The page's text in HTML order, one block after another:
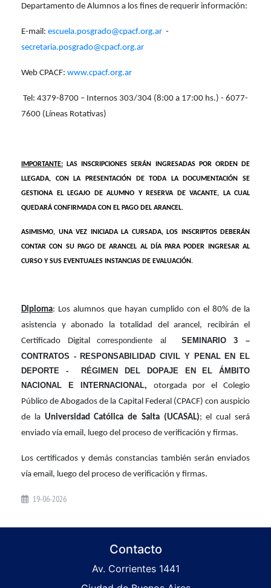
Departamento de Alumnos a los fines de requerir información:
E-mail: escuela.posgrado@cpacf.org.ar -
secretaria.posgrado@cpacf.org.ar
Web CPACF: www.cpacf.org.ar
Tel: 4379-8700 – Internos 303/304 (8:00 a 17:00 hs.) - 6077-
7600 (Líneas Rotativas)
IMPORTANTE: LAS INSCRIPCIONES SERÁN INGRESADAS POR ORDEN DE
LLEGADA, CON LA PRESENTACIÓN DE TODA LA DOCUMENTACIÓN SE
GESTIONA EL LEGAJO DE ALUMNO Y RESERVA DE VACANTE, LA CUAL
QUEDARÁ CONFIRMADA CON EL PAGO DEL ARANCEL.
ASIMISMO, UNA VEZ INICIADA LA CURSADA, LOS INSCRIPTOS DEBERÁN
CONTAR CON SU PAGO DE ARANCEL AL DÍA PARA PODER INGRESAR AL
CURSO Y SUS EVENTUALES INSTANCIAS DE EVALUACIÓN.
Diploma: Los alumnos que hayan cumplido con el 80% de la
asistencia y abonado la totalidad del arancel, recibirán el
Certificado Digitalcorrespondiente al
SEMINARIO 3 –
CONTRATOS - RESPONSABILIDAD CIVIL Y PENAL EN EL
DEPORTE -
RÉGIMEN DEL DOPAJE EN EL ÁMBITO
NACIONAL E INTERNACIONAL,
otorgada por el Colegio
Público de Abogados de la Capital Federal (CPACF) con auspicio
de la Universidad Católica de Salta (UCASAL); el cual será
enviado vía email, luego del proceso de verificación y firmas.
Los certificados y demás constancias también serán enviados
vía email, luego del proceso de verificación y firmas.
19-06-2026
Contacto
Av. Corrientes 1441